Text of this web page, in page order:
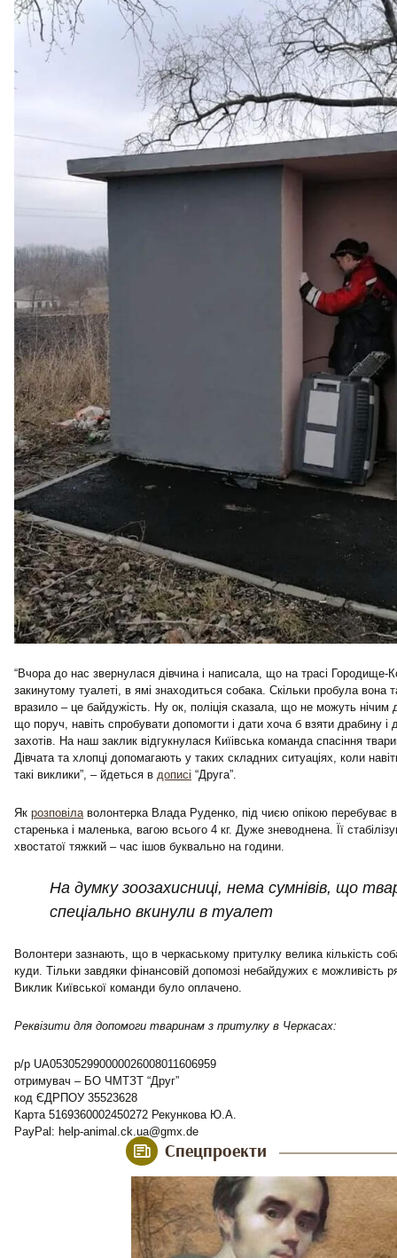
“Вчора до нас звернулася дівчина і написала, що на трасі Городище-
закинутому туалеті, в ямі знаходиться собака. Скільки пробула
вразило – це байдужість. Ну ок, поліція сказала, що не можуть нічим
що поруч, навіть спробувати допомогти і дати хоча б взяти драбину і
захотів. На наш заклик відгукнулася Киїівська команда спасіння
Дівчата та хлопці допомагають у таких складних ситуаціях, коли
такі виклики”, – йдеться в дописі “Друга”.
Як розповілаволонтерка Влада Руденко, під чиєю опікою перебуває
старенька і маленька, вагою всього 4 кг. Дуже зневоднена. Її
хвостатої тяжкий – час ішов буквально на години.
На думку зоозахисниці, нема сумнівів, що
спеціально вкинули в туалет
Волонтери зазнають, що в черкаському притулку велика кількість
куди. Тільки завдяки фінансовій допомозі небайдужих є можливість
Виклик Київської команди було оплачено.
Реквізити для допомоги тваринам з притулку в Черкасах:
р/р UA053052990000026008011606959
отримувач – БО ЧМТЗТ “Друг”
код ЄДРПОУ 35523628
Карта 5169360002450272 Рекункова Ю.А.
PayPal: help-animal.ck.ua@gmx.de
Спецпроекти